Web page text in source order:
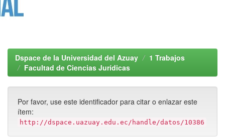
Dspace de la Universidad del Azuay
1 Trabajos
Facultad de Ciencias Jurídicas
Por favor, use este identificador para citar o enlazar este
ítem:
http://dspace.uazuay.edu.ec/handle/datos/10386